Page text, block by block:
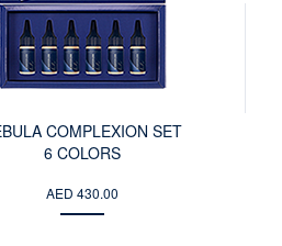
COMPLEXION SET
6 COLORS
AED 430.00